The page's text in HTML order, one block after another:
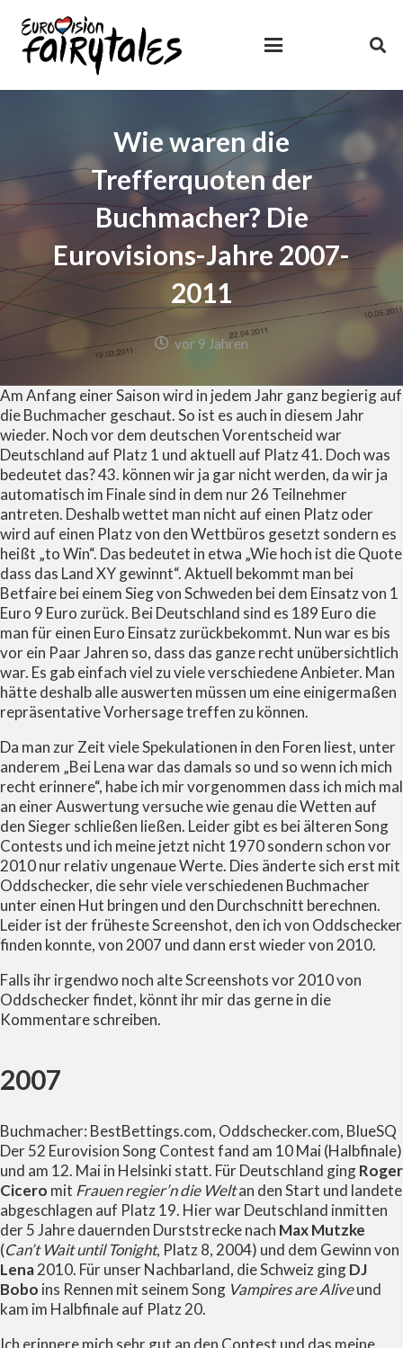
Wie waren die
Trefferquoten der
Buchmacher? Die
Eurovisions-Jahre 2007-
2011
vor 9 Jahren
Am Anfang einer Saison wird in jedem Jahr ganz begierig auf
die Buchmacher geschaut. So ist es auch in diesem Jahr
wieder. Noch vor dem deutschen Vorentscheid war
Deutschland auf Platz 1 und aktuell auf Platz 41. Doch was
bedeutet das? 43. können wir ja gar nicht werden, da wir ja
automatisch im Finale sind in dem nur 26 Teilnehmer
antreten. Deshalb wettet man nicht auf einen Platz oder
wird auf einen Platz von den Wettbüros gesetzt sondern es
heißt „to Win“. Das bedeutet in etwa „Wie hoch ist die Quote
dass das Land XY gewinnt“. Aktuell bekommt man bei
Betfaire bei einem Sieg von Schweden bei dem Einsatz von 1
Euro 9 Euro zurück. Bei Deutschland sind es 189 Euro die
man für einen Euro Einsatz zurückbekommt. Nun war es bis
vor ein Paar Jahren so, dass das ganze recht unübersichtlich
war. Es gab einfach viel zu viele verschiedene Anbieter. Man
hätte deshalb alle auswerten müssen um eine einigermaßen
repräsentative Vorhersage treffen zu können.
Da man zur Zeit viele Spekulationen in den Foren liest, unter
anderem „Bei Lena war das damals so und so wenn ich mich
recht erinnere“, habe ich mir vorgenommen dass ich mich mal
an einer Auswertung versuche wie genau die Wetten auf
den Sieger schließen ließen. Leider gibt es bei älteren Song
Contests und ich meine jetzt nicht 1970 sondern schon vor
2010 nur relativ ungenaue Werte. Dies änderte sich erst mit
Oddschecker, die sehr viele verschiedenen Buchmacher
unter einen Hut bringen und den Durchschnitt berechnen.
Leider ist der früheste Screenshot, den ich von Oddschecker
finden konnte, von 2007 und dann erst wieder von 2010.
Falls ihr irgendwo noch alte Screenshots vor 2010 von
Oddschecker findet, könnt ihr mir das gerne in die
Kommentare schreiben.
2007
Buchmacher: BestBettings.com, Oddschecker.com, BlueSQ
Der 52 Eurovision Song Contest fand am 10 Mai (Halbfinale)
und am 12. Mai in Helsinki statt. Für Deutschland gingRoger
Cicero mit Frauen regier’n die Weltan den Start und landete
abgeschlagen auf Platz 19. Hier war Deutschland inmitten
der 5 Jahre dauernden Durststrecke nach Max Mutzke
(Can’t Wait until Tonight, Platz 8, 2004) und dem Gewinn von
Lena2010. Für unser Nachbarland, die Schweiz gingDJ
Bobo ins Rennen mit seinem Song Vampires are Aliveund
kam im Halbfinale auf Platz 20.
Ich erinnere mich sehr gut an den Contest und das meine